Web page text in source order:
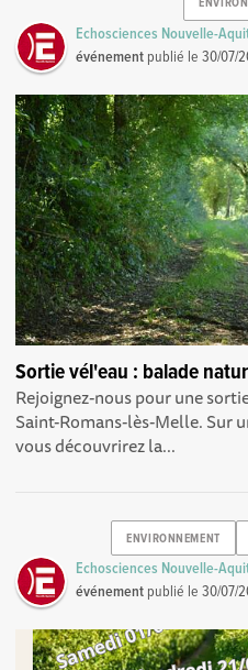
Echosciences Nouvelle-
événement publié le30/07/
Sortie vél'eau : balade
Rejoignez-nous pour une
Saint-Romans-lès-Melle. Sur
vous découvrirez la...
ENVIRONNEMENT
Echosciences Nouvelle-
événement publié le30/07/